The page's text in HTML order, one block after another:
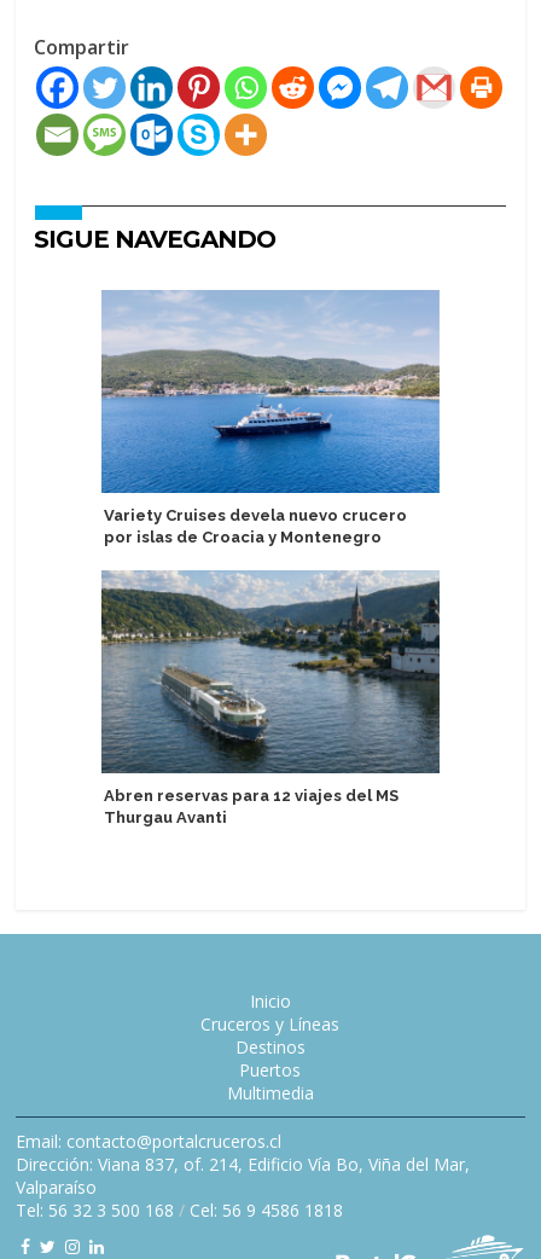
Compartir
SIGUE NAVEGANDO
Variety Cruises devela nuevo crucero
por islas de Croacia y Montenegro
Abren reservas para 12 viajes del MS
Thurgau Avanti
Inicio
Cruceros y Líneas
Destinos
Puertos
Multimedia
Email: contacto@portalcruceros.cl
Dirección: Viana 837, of. 214, Edificio Vía Bo, Viña del Mar,
Valparaíso
Tel: 56 32 3 500 168 / Cel: 56 9 4586 1818